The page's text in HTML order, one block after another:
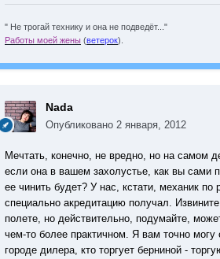
" Не трогай технику и она не подведёт..."
Работы моей жены (ветерок).
Nada
Опубликовано 2 января, 2012
Мечтать, конечно, не вредно, но на самом
если она в вашем захолустье, как вы сами
ее чинить будет? У нас, кстати, механик по
специально акредитацию получал.
полете, но действительно, подумайте,
чем-то более практичном. Я вам точно могу
городе дилера, кто торгует берниной -